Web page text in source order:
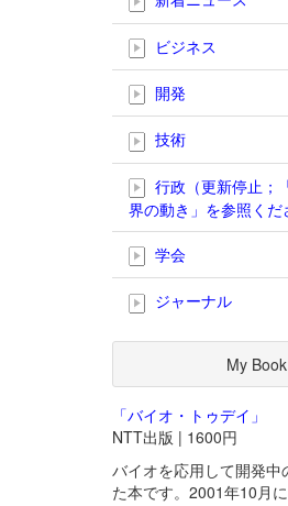
ビジネス
開発
技術
行政（更新停止；
界の動き」を参照くだ
学会
ジャーナル
My Book
「バイオ・トゥデイ」
NTT出版 | 1600円
バイオを応用して開発中
た本です。2001年10月